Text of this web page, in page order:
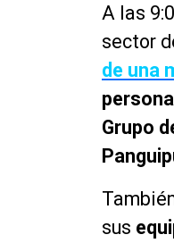
A las
sector
de una
Grupo
sus